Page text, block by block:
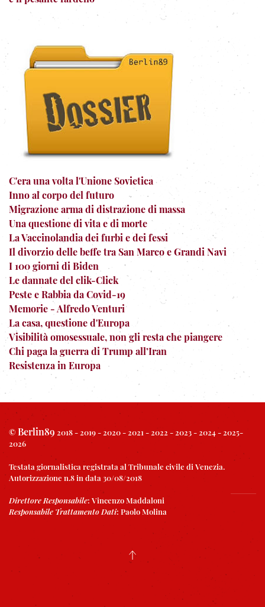
C'era una volta l'Unione Sovietica
Inno al corpo del futuro
Migrazione arma di distrazione di massa
Una questione di vita e di morte
La Vaccinolandia dei furbi e dei fessi
Il divorzio delle beffe tra San Marco e Grandi Navi
I 100 giorni di Biden
Le dannate del clik-Click
Peste e Rabbia da Covid-19
Memorie - Alfredo Venturi
La casa, questione d'Europa
Visibilità omosessuale, non gli resta che piangere
Chi paga la guerra di Trump all’Iran
Resistenza in Europa
© Berlin89 2018 - 2019 - 2020 - 2021 - 2022 - 2023 - 2024 - 2025-
2026
Testata giornalistica registrata al Tribunale civile di Venezia.
Autorizzazione n.8 in data 30/08/2018
Direttore Responsabile: Vincenzo Maddaloni
Responsabile Trattamento Dati: Paolo Molina